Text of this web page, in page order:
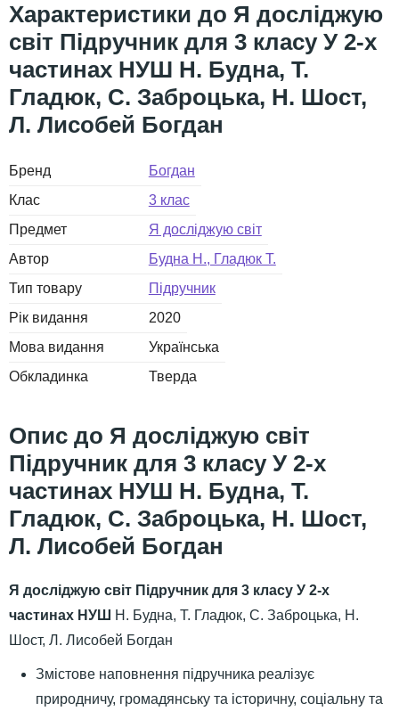
Я досліджую
світ Підручник для 3 класу У 2-х
частинах НУШ Н. Будна, Т.
Гладюк, С. Заброцька, Н. Шост,
Л. Лисобей Богдан
Бренд
Богдан
Клас
3 клас
Предмет
Я досліджую світ
Автор
Будна Н., Гладюк Т.
Тип товару
Підручник
Рік видання
2020
Мова видання
Українська
Обкладинка
Тверда
Я досліджую світ
Підручник для 3 класу У 2-х
частинах НУШ Н. Будна, Т.
Гладюк, С. Заброцька, Н. Шост,
Л. Лисобей Богдан
Я досліджую світ Підручник для 3 класу У 2-х
частинах НУШ Н. Будна, Т. Гладюк, С. Заброцька, Н.
Шост, Л. Лисобей Богдан
Змістове наповнення підручника реалізує
природничу, громадянську та історичну, соціальну та